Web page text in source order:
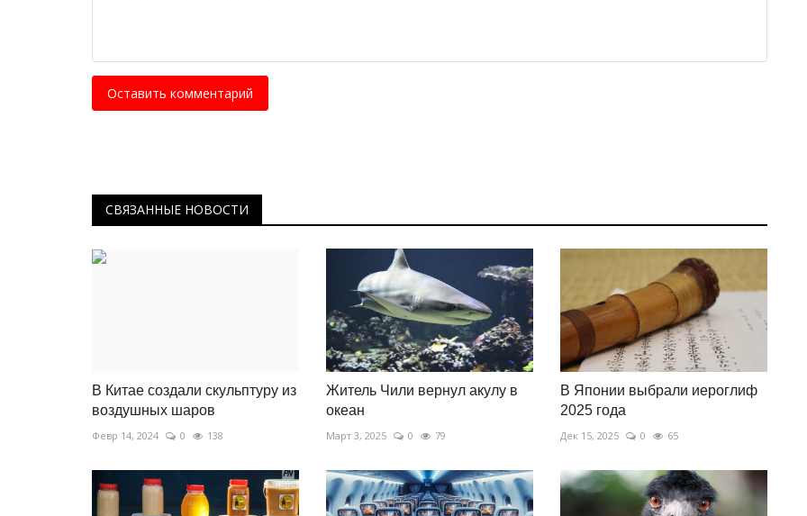
Оставить комментарий
СВЯЗАННЫЕ НОВОСТИ
В Китае создали скульптуру из
воздушных шаров
Февр 14, 2024 0 138
Житель Чили вернул акулу в
океан
Март 3, 2025 0 79
В Японии выбрали иероглиф
2025 года
Дек 15, 2025 0 65